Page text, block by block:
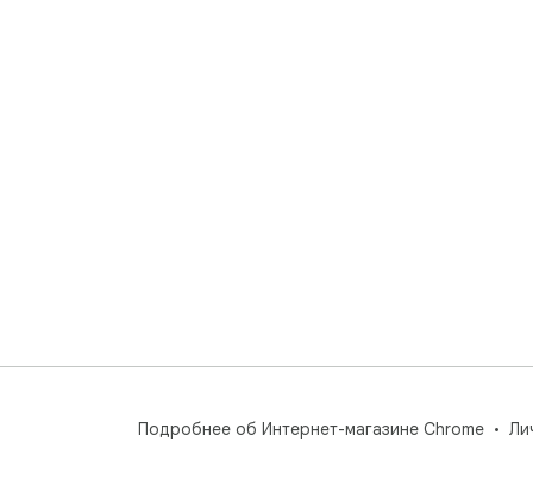
Подробнее об Интернет-магазине Chrome